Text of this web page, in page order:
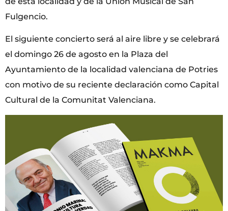
Fulgencio.
El siguiente concierto será al aire libre y se celebrará
el domingo 26 de agosto en la Plaza del
Ayuntamiento de la localidad valenciana de Potries
con motivo de su reciente declaración como Capital
Cultural de la Comunitat Valenciana.